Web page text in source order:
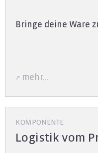
Brin­ge deine Ware
mehr...
KOMPONENTE
Logistik vom